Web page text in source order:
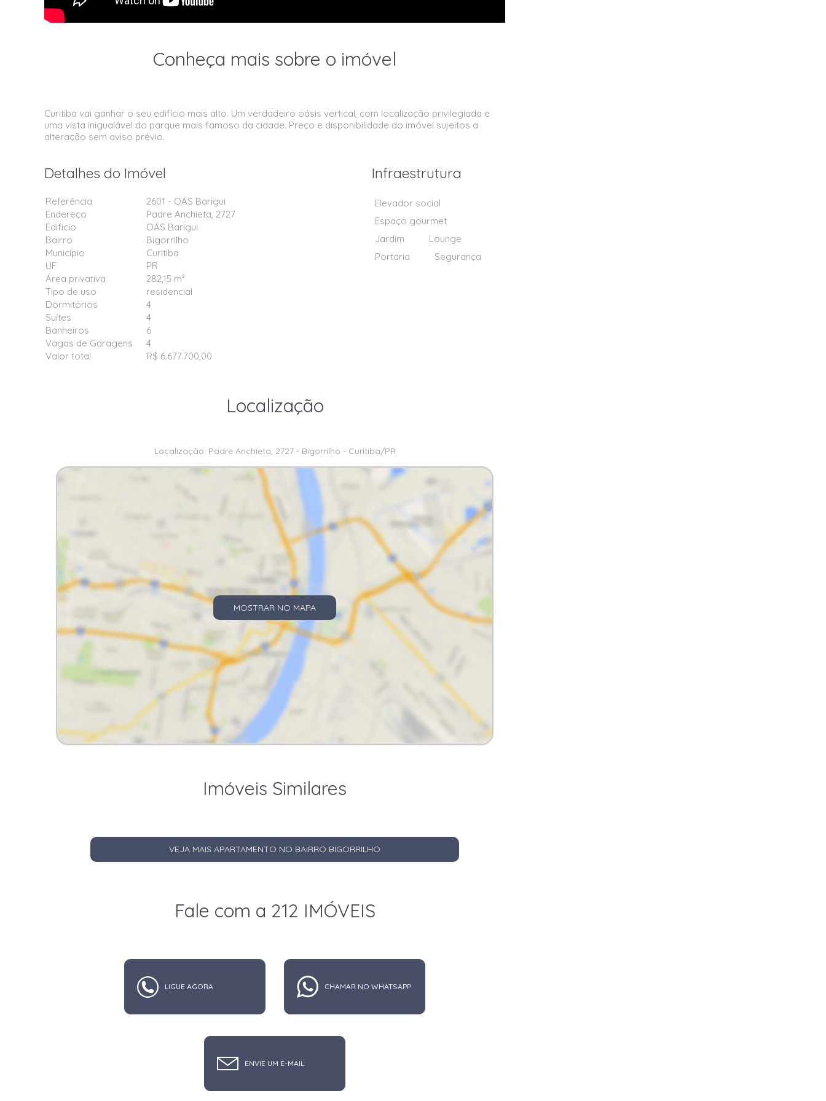
Conheça mais sobre o imóvel
Curitiba vai ganhar o seu edifício mais alto. Um verdadeiro oásis vertical, com localização privilegiada e
uma vista inigualável do parque mais famoso da cidade. Preço e disponibilidade do imóvel sujeitos a
alteração sem aviso prévio.
Detalhes do Imóvel
Referência
2601 - OÁS Barigui
Endereço
Padre Anchieta, 2727
Edificio
OÁS Barigui
Bairro
Bigorrilho
Município
Curitiba
UF
PR
Área privativa
282,15 m²
Tipo de uso
residencial
Dormitórios
4
Suítes
4
Banheiros
6
Vagas de Garagens
4
Valor total
R$ 6.677.700,00
Infraestrutura
Elevador social
Espaço gourmet
Jardim
Lounge
Portaria
Segurança
Localização
Localização: Padre Anchieta, 2727 - Bigorrilho - Curitiba/PR
MOSTRAR NO MAPA
Imóveis Similares
VEJA MAIS APARTAMENTO NO BAIRRO BIGORRILHO
Fale com a 212 IMÓVEIS
LIGUE AGORA CHAMAR NO WHATSAPP
ENVIE UM E-MAIL